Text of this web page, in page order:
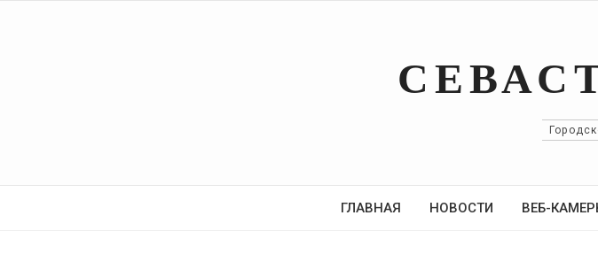
ГЛАВНАЯ НОВОСТИ ВЕБ-